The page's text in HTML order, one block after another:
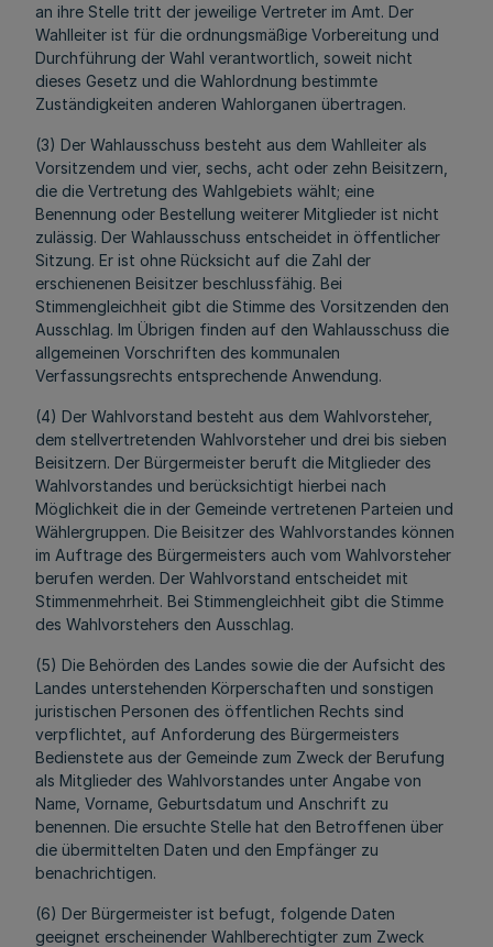
an ihre Stelle tritt der jeweilige Vertreter im Amt. Der
Wahlleiter ist für die ordnungsmäßige Vorbereitung und
Durchführung der Wahl verantwortlich, soweit nicht
dieses Gesetz und die Wahlordnung bestimmte
Zuständigkeiten anderen Wahlorganen übertragen.
(3) Der Wahlausschuss besteht aus dem Wahlleiter als
Vorsitzendem und vier, sechs, acht oder zehn Beisitzern,
die die Vertretung des Wahlgebiets wählt; eine
Benennung oder Bestellung weiterer Mitglieder ist nicht
zulässig. Der Wahlausschuss entscheidet in öffentlicher
Sitzung. Er ist ohne Rücksicht auf die Zahl der
erschienenen Beisitzer beschlussfähig. Bei
Stimmengleichheit gibt die Stimme des Vorsitzenden den
Ausschlag. Im Übrigen finden auf den Wahlausschuss die
allgemeinen Vorschriften des kommunalen
Verfassungsrechts entsprechende Anwendung.
(4) Der Wahlvorstand besteht aus dem Wahlvorsteher,
dem stellvertretenden Wahlvorsteher und drei bis sieben
Beisitzern. Der Bürgermeister beruft die Mitglieder des
Wahlvorstandes und berücksichtigt hierbei nach
Möglichkeit die in der Gemeinde vertretenen Parteien und
Wählergruppen. Die Beisitzer des Wahlvorstandes können
im Auftrage des Bürgermeisters auch vom Wahlvorsteher
berufen werden. Der Wahlvorstand entscheidet mit
Stimmenmehrheit. Bei Stimmengleichheit gibt die Stimme
des Wahlvorstehers den Ausschlag.
(5) Die Behörden des Landes sowie die der Aufsicht des
Landes unterstehenden Körperschaften und sonstigen
juristischen Personen des öffentlichen Rechts sind
verpflichtet, auf Anforderung des Bürgermeisters
Bedienstete aus der Gemeinde zum Zweck der Berufung
als Mitglieder des Wahlvorstandes unter Angabe von
Name, Vorname, Geburtsdatum und Anschrift zu
benennen. Die ersuchte Stelle hat den Betroffenen über
die übermittelten Daten und den Empfänger zu
benachrichtigen.
(6) Der Bürgermeister ist befugt, folgende Daten
geeignet erscheinender Wahlberechtigter zum Zweck